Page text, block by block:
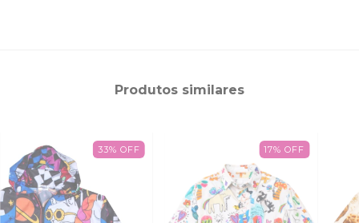
Produtos similares
33% OFF 17%OFF